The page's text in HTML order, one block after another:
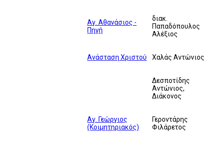
Αγ. Αθανάσιος -
Πηγή
διακ.
Παπαδόπουλος
Αλέξιος
Ανάσταση Χριστού Χαλάς Αντώνιος
Δεσποτίδης
Αντώνιος,
Διάκονος
Αγ. Γεώργιος
(Κοιμητηριακός)
Γεροντάρης
Φιλάρετος